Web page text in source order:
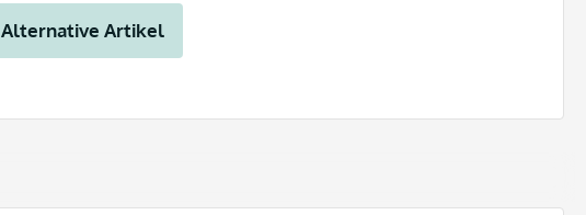
Alternative Artikel